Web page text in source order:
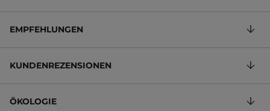
EMPFEHLUNGEN
KUNDENREZENSIONEN
ÖKOLOGIE